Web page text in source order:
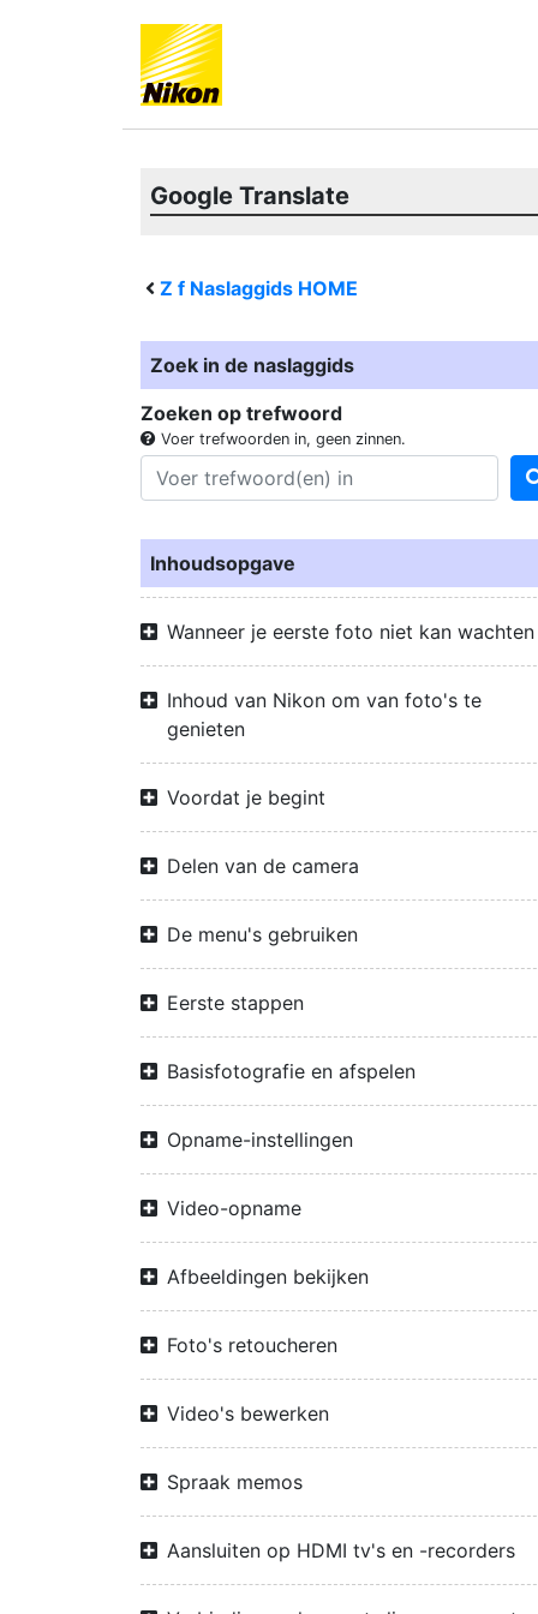
Google Translate
Z f Naslaggids HOME
Zoek in de naslaggids
Zoeken op trefwoord
Voer trefwoorden in, geen zinnen.
Inhoudsopgave
Wanneer je eerste foto niet kan wachten
Inhoud van Nikon om van foto's te
genieten
Voordat je begint
Delen van de camera
De menu's gebruiken
Eerste stappen
Basisfotografie en afspelen
Opname-instellingen
Video-opname
Afbeeldingen bekijken
Foto's retoucheren
Video's bewerken
Spraak memos
Aansluiten op HDMI tv's en -recorders